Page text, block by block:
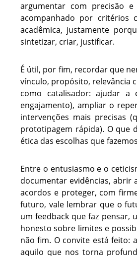
argumentar com precisão
acompanhado por critérios
acadêmica, justamente
sintetizar, criar, justificar.
É útil, por fim, recordar que
vínculo, propósito, relevância
como catalisador: ajudar a
engajamento), ampliar o
intervenções mais precisas
prototipagem rápida). O que
ética das escolhas que
Entre o entusiasmo e o
documentar evidências, abrir
acordos e proteger, com
futuro, vale lembrar que o
um feedback que faz pensar,
honesto sobre limites e
não fim. O convite está feito:
aquilo que nos torna